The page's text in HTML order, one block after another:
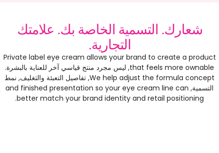
شعارك. التسمية الخاصة بك. علامتك
التجارية.
Private label eye cream allows your brand to create a product
that feels more ownable, ليس مجرد منتج قياسي آخر للعناية بالبشرة.
We help adjust the formula concept, تفاصيل التعبئة والتغليف, نمط
التسمية,and finished presentation so your eye cream line can
better match your brand identity and retail positioning
.